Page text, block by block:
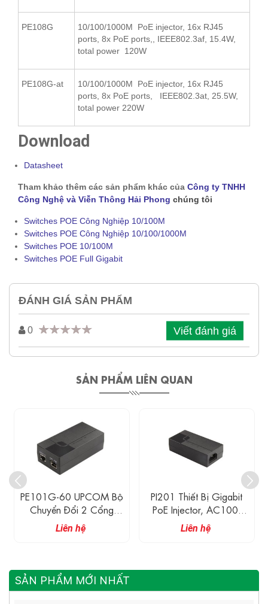
PE108G
10/100/1000M PoE injector, 16x RJ45
ports, 8x PoE ports,, IEEE802.3af, 15.4W,
total power 120W
PE108G-at
10/100/1000M PoE injector, 16x RJ45
ports, 8x PoE ports, IEEE802.3at, 25.5W,
total power 220W
Download
Datasheet
Tham khảo thêm các sản phẩm khác của Công ty TNHH
Công Nghệ và Viễn Thông Hải Phong chúng tôi
Switches POE Công Nghiệp 10/100M
Switches POE Công Nghiệp 10/100/1000M
Switches POE 10/100M
Switches POE Full Gigabit
ĐÁNH GIÁ SẢN PHẨM
0 Viết đánh giá
SẢN PHẨM LIÊN QUAN
PE101G-60 UPCOM Bộ
Chuyển Đổi 2 Cổng
Gigabit POE Với 1 Cổng
Single PoE
Liên hệ
PI201 Thiết Bị Gigabit
PoE Injector, AC100-
240V
Liên hệ
SẢN PHẨM MỚI NHẤT